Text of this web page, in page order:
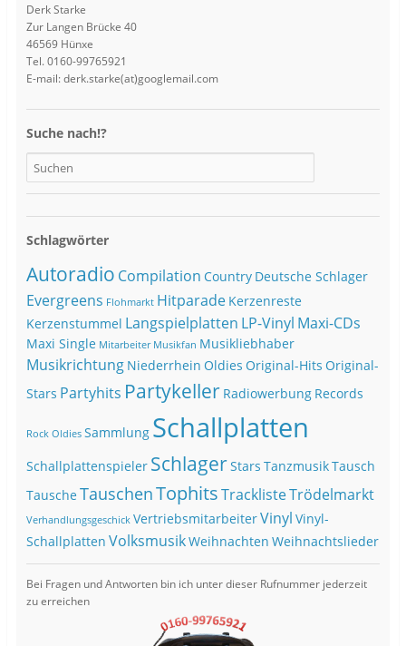
Derk Starke
Zur Langen Brücke 40
46569 Hünxe
Tel. 0160-99765921
E-mail: derk.starke(at)googlemail.com
Suche nach!?
Schlagwörter
Autoradio Compilation Country Deutsche Schlager
Evergreens Flohmarkt Hitparade Kerzenreste
Kerzenstummel Langspielplatten LP-Vinyl Maxi-CDs
Maxi Single Mitarbeiter Musikfan Musikliebhaber
Musikrichtung Niederrhein Oldies Original-Hits Original-
Stars Partyhits Partykeller Radiowerbung Records
Rock Oldies Sammlung Schallplatten
Schallplattenspieler SchlagerStars TanzmusikTausch
TauscheTauschenTophitsTracklisteTrödelmarkt
Verhandlungsgeschick VertriebsmitarbeiterVinyl Vinyl-
Schallplatten VolksmusikWeihnachten Weihnachtslieder
Bei Fragen und Antworten bin ich unter dieser Rufnummer jederzeit
zu erreichen